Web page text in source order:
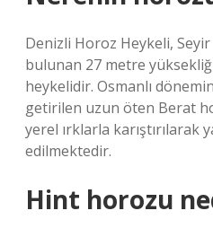
Denizli Horoz Heykeli,
bulunan 27 metre
heykelidir. Osmanlı
getirilen uzun öten Berat
yerel ırklarla karıştırılarak
edilmektedir.
Hint horozu